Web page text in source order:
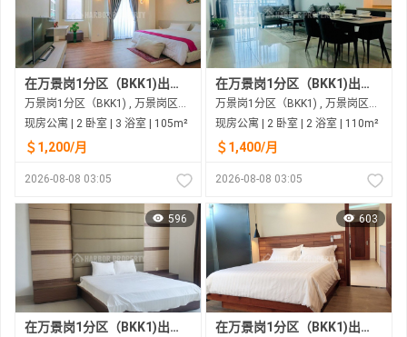
在万景岗1分区（BKK1)出租的现房公寓
万景岗1分区（BKK1) , 万景岗区（BKK) , 金边市
现房公寓 | 2 卧室 | 3 浴室 | 105m²
＄1,200/月
2026-08-08 03:05
在万景岗1分区（BKK1)出租的现房公寓
万景岗1分区（BKK1) , 万景岗区（BKK) , 金边市
现房公寓 | 2 卧室 | 2 浴室 | 110m²
＄1,400/月
2026-08-08 03:05
596
在万景岗1分区（BKK1)出租的现房公寓
603
在万景岗1分区（BKK1)出租的现房公寓